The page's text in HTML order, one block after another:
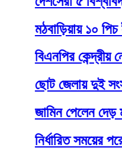
মঠবাড়িয়ায় ১০ পিচ
বিএনপির কেন্দ্রীয়
ছোট জেলায় দুই
জামিন পেলেন দেড়
নির্ধারিত সময়ের পরে